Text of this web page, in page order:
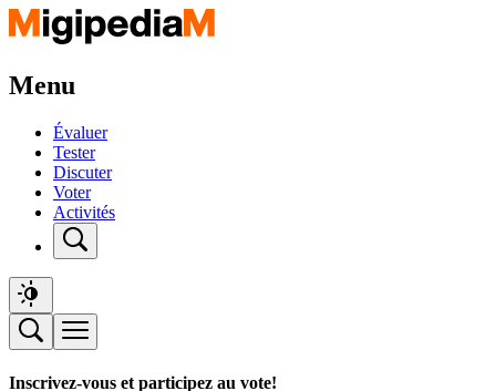
Menu
Évaluer
Tester
Discuter
Voter
Activités
Inscrivez-vous et participez au vote!